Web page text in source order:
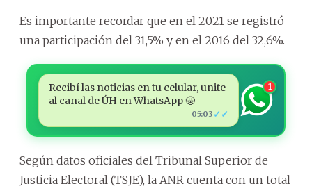
Es importante recordar que en el 2021 se registró
una participación del 31,5% y en el 2016 del 32,6%.
Recibí las noticias en tu celular, unite
al canal de ÚH en WhatsApp 🤩
05:03 ✓✓
1
Según datos oficiales del Tribunal Superior de
Justicia Electoral (TSJE), la ANR cuenta con un total